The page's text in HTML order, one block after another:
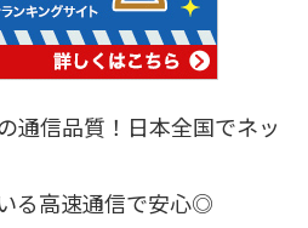
通信品質！日本全国でネッ
る高速通信で安心◎